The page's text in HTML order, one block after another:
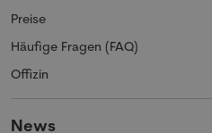
Preise
Häufige Fragen (FAQ)
Offizin
News